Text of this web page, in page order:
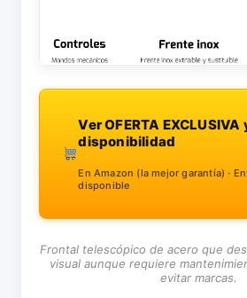
Ver OFERTA EXCLUSIVA
disponibilidad
En Amazon (la mejor garantía) ·
disponible
Frontal telescópico de acero que
visual aunque requiere
evitar marcas.